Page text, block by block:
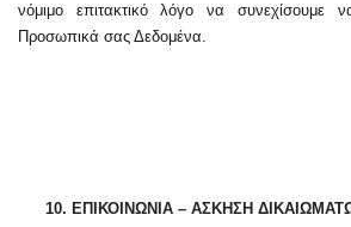
νόμιμο επιτακτικό λόγο να συνεχίσουμε
Προσωπικά σας Δεδομένα.
10. ΕΠΙΚΟΙΝΩΝΙΑ – ΑΣΚΗΣΗ